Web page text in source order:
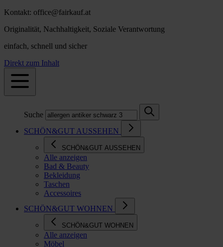
Kontakt: office@fairkauf.at
Originalität, Nachhaltigkeit, Soziale Verantwortung
einfach, schnell und sicher
Direkt zum Inhalt
Suche
SCHÖN&GUT AUSSEHEN
SCHÖN&GUT AUSSEHEN
Alle anzeigen
Bad & Beauty
Bekleidung
Taschen
Accessoires
SCHÖN&GUT WOHNEN
SCHÖN&GUT WOHNEN
Alle anzeigen
Möbel